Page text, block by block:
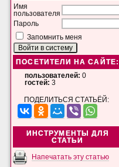
Имя
пользователя
Пароль
Запомнить меня
ПОСЕТИТЕЛИ НА САЙТЕ:
пользователей: 0
гостей: 3
ПОДЕЛИТЬСЯ СТАТЬЁЙ:
ИНСТРУМЕНТЫ ДЛЯ
СТАТЬИ
Напечатать эту статью